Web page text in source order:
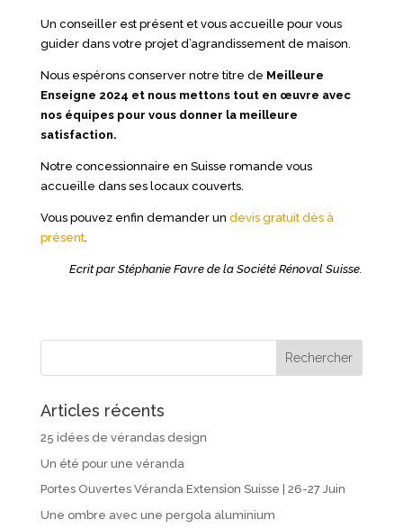
Un conseiller est présent et vous accueille pour vous
guider dans votre projet d’agrandissement de maison.
Nous espérons conserver notre titre de Meilleure
Enseigne 2024 et nous mettons tout en œuvre avec
nos équipes pour vous donner la meilleure
satisfaction.
Notre concessionnaire en Suisse romande vous
accueille dans ses locaux couverts.
Vous pouvez enfin demander un devis gratuit dès à
présent.
Ecrit par Stéphanie Favre de la Société Rénoval Suisse.
Articles récents
25 idées de vérandas design
Un été pour une véranda
Portes Ouvertes Véranda Extension Suisse | 26-27 Juin
Une ombre avec une pergola aluminium